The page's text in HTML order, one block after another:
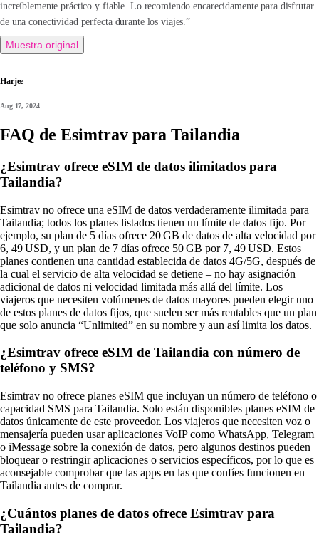
increíblemente práctico y fiable. Lo recomiendo encarecidamente para disfrutar
de una conectividad perfecta durante los viajes.”
Muestra original
Harjee
Aug 17, 2024
FAQ de Esimtrav para Tailandia
¿Esimtrav ofrece eSIM de datos ilimitados para
Tailandia?
Esimtrav no ofrece una eSIM de datos verdaderamente ilimitada para
Tailandia; todos los planes listados tienen un límite de datos fijo. Por
ejemplo, su plan de 5 días ofrece 20 GB de datos de alta velocidad por
6, 49 USD, y un plan de 7 días ofrece 50 GB por 7, 49 USD. Estos
planes contienen una cantidad establecida de datos 4G/5G, después de
la cual el servicio de alta velocidad se detiene – no hay asignación
adicional de datos ni velocidad limitada más allá del límite. Los
viajeros que necesiten volúmenes de datos mayores pueden elegir uno
de estos planes de datos fijos, que suelen ser más rentables que un plan
que solo anuncia “Unlimited” en su nombre y aun así limita los datos.
¿Esimtrav ofrece eSIM de Tailandia con número de
teléfono y SMS?
Esimtrav no ofrece planes eSIM que incluyan un número de teléfono o
capacidad SMS para Tailandia. Solo están disponibles planes eSIM de
datos únicamente de este proveedor. Los viajeros que necesiten voz o
mensajería pueden usar aplicaciones VoIP como WhatsApp, Telegram
o iMessage sobre la conexión de datos, pero algunos destinos pueden
bloquear o restringir aplicaciones o servicios específicos, por lo que es
aconsejable comprobar que las apps en las que confíes funcionen en
Tailandia antes de comprar.
¿Cuántos planes de datos ofrece Esimtrav para
Tailandia?